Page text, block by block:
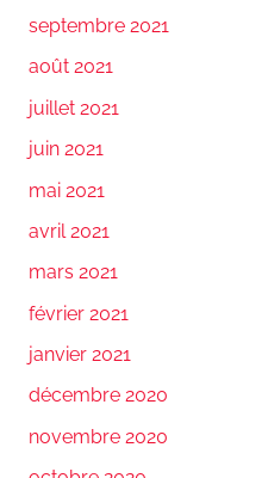
septembre 2021
août 2021
juillet 2021
juin 2021
mai 2021
avril 2021
mars 2021
février 2021
janvier 2021
décembre 2020
novembre 2020